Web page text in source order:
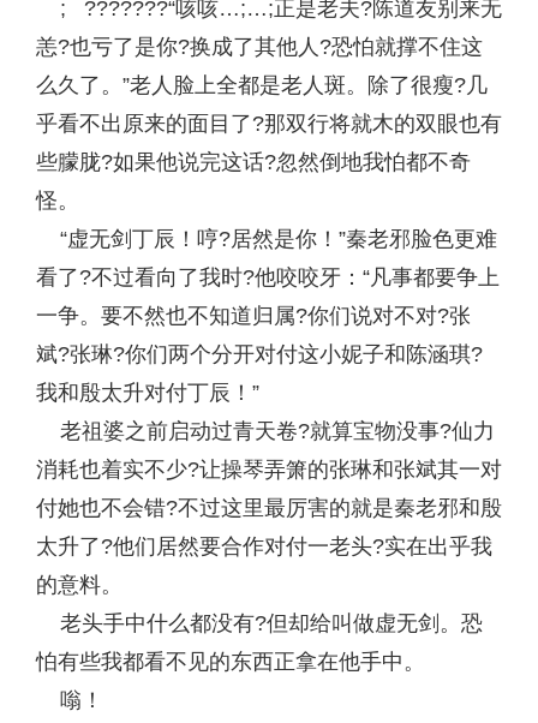
; ???????“咳咳…;…;正是老夫?陈道友别来无
恙?也亏了是你?换成了其他人?恐怕就撑不住这
么久了。”老人脸上全都是老人斑。除了很瘦?几
乎看不出原来的面目了?那双行将就木的双眼也有
些朦胧?如果他说完这话?忽然倒地我怕都不奇
怪。
“虚无剑丁辰！哼?居然是你！”秦老邪脸色更难
看了?不过看向了我时?他咬咬牙：“凡事都要争上
一争。要不然也不知道归属?你们说对不对?张
斌?张琳?你们两个分开对付这小妮子和陈涵琪?
我和殷太升对付丁辰！”
老祖婆之前启动过青天卷?就算宝物没事?仙力
消耗也着实不少?让操琴弄箫的张琳和张斌其一对
付她也不会错?不过这里最厉害的就是秦老邪和殷
太升了?他们居然要合作对付一老头?实在出乎我
的意料。
老头手中什么都没有?但却给叫做虚无剑。恐
怕有些我都看不见的东西正拿在他手中。
嗡！